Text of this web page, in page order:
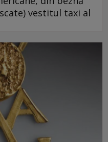
vestitul taxi al